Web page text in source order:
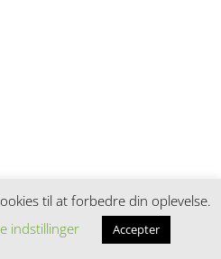
til at forbedre din oplevelse.
indstillinger Accepter